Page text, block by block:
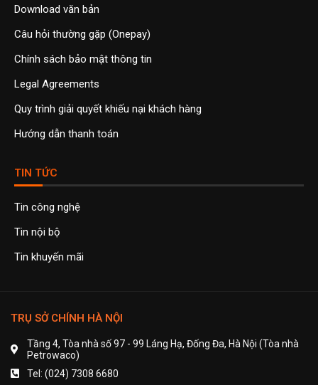
Download văn bản
Câu hỏi thường gặp (Onepay)
Chính sách bảo mật thông tin
Legal Agreements
Quy trình giải quyết khiếu nại khách hàng
Hướng dẫn thanh toán
TIN TỨC
Tin công nghệ
Tin nội bộ
Tin khuyến mãi
TRỤ SỞ CHÍNH HÀ NỘI
Tầng 4, Tòa nhà số 97 - 99 Láng Hạ, Đống Đa, Hà Nội (Tòa nhà
Petrowaco)
Tel: (024) 7308 6680